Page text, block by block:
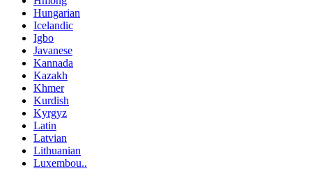
Hungarian
Icelandic
Igbo
Javanese
Kannada
Kazakh
Khmer
Kurdish
Kyrgyz
Latin
Latvian
Lithuanian
Luxembou..